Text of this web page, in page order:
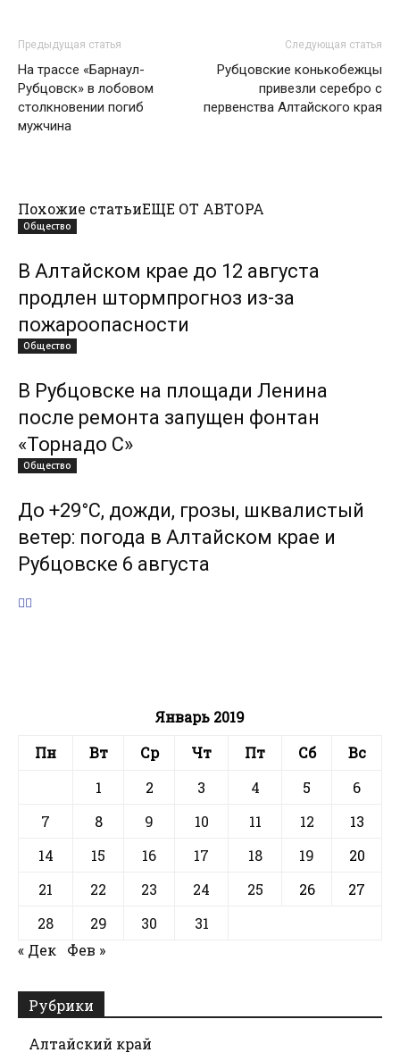
Предыдущая статья
На трассе «Барнаул-
Рубцовск» в лобовом
столкновении погиб
мужчина
Следующая статья
Рубцовские конькобежцы
привезли серебро с
первенства Алтайского края
Похожие статьиЕЩЕ ОТ АВТОРА
Общество
В Алтайском крае до 12 августа
продлен штормпрогноз из-за
пожароопасности
Общество
В Рубцовске на площади Ленина
после ремонта запущен фонтан
«Торнадо С»
Общество
До +29°С, дожди, грозы, шквалистый
ветер: погода в Алтайском крае и
Рубцовске 6 августа
Январь 2019
Пн
Вт Ср Чт Пт Сб
Вс
1
2 3 4 5
6
7
8 9 10 11 12
13
14
15 16 17 18 19
20
21
22 23 24 25 26
27
28
29 30
31
« Дек
Фев »
Рубрики
Алтайский край